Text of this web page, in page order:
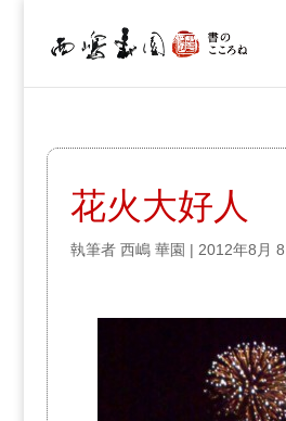
花火大好人
執筆者 西嶋 華園 | 2012年8月 8